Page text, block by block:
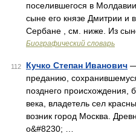
поселившегося в
сыне его князе Дмитрии и
Сербане , см. ниже. Из
Биографический словарь
112 Кучко Степан Иванович
преданию,
позднего происхождения,
века, владетель сел
возник город Москва.
о&#8230; …